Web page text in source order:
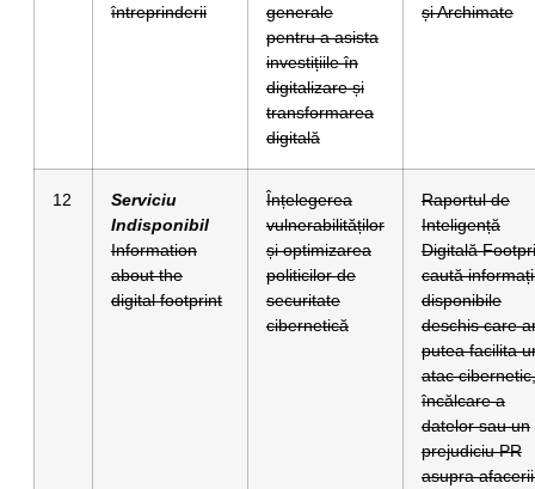
întreprinderii
generale
pentru a asista
investițiile în
digitalizare și
transformarea
digitală
și Archimate
12
Serviciu
Indisponibil
Information
about the
digital footprint
Înțelegerea
vulnerabilităților
și optimizarea
politicilor de
securitate
cibernetică
Raportul de
Inteligență
Digitală
caută
disponibile
deschis care
putea facilita
atac
încălcare a
datelor sau un
prejudiciu PR
asupra